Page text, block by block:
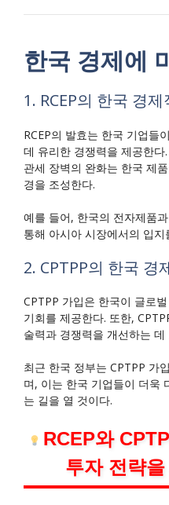
한국 경제에
1. RCEP의 한국 경제
RCEP의 발효는 한국 기업들
데 유리한 경쟁력을 제공한
관세 장벽의 완화는 한국 제
경을 조성한다.
예를 들어, 한국의 전자제품
통해 아시아 시장에서의 입
2. CPTPP의 한국 경
CPTPP 가입은 한국이 글로
기회를 제공한다. 또한,
술력과 경쟁력을 개선하는 데
최근 한국 정부는 CPTPP 가
며, 이는 한국 기업들이 더욱
는 길을 열 것이다.
RCEP와
투자 전략